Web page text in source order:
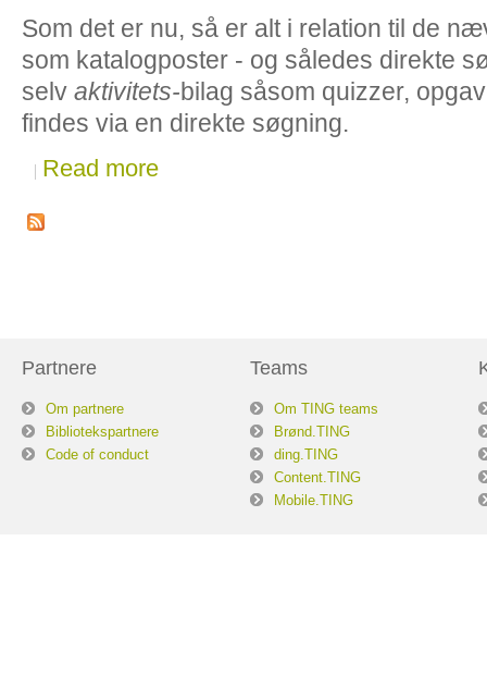
Som det er nu, så er alt i relation til de
som katalogposter - og således direkte
selv aktivitets-bilag såsom quizzer,
findes via en direkte søgning.
Read more
Partnere
Om partnere
Bibliotekspartnere
Code of conduct
Teams
Om TING teams
Brønd.TING
ding.TING
Content.TING
Mobile.TING